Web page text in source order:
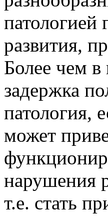
патологией
развития,
Более чем
задержка
патология,
может
нарушения
т.е. стать